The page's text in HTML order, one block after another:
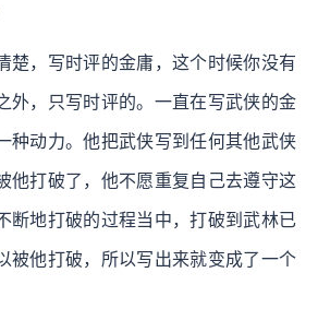
楚，写时评的金庸，这个时候你没有
外，只写时评的。一直在写武侠的金
种动力。他把武侠写到任何其他武侠
他打破了，他不愿重复自己去遵守这
断地打破的过程当中，打破到武林已
被他打破，所以写出来就变成了一个